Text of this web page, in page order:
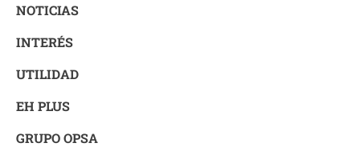
NOTICIAS
INTERÉS
UTILIDAD
EH PLUS
GRUPO OPSA